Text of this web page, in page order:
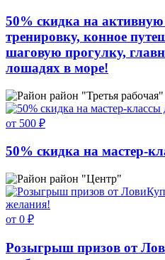
50% скидка на
тренировку, конное
шаговую прогулку,
лошадях в море!
район "Третья рабочая"
от 500 ₽
50% скидка на мастер-
район "Центр"
от 0 ₽
Розыгрыш призов от